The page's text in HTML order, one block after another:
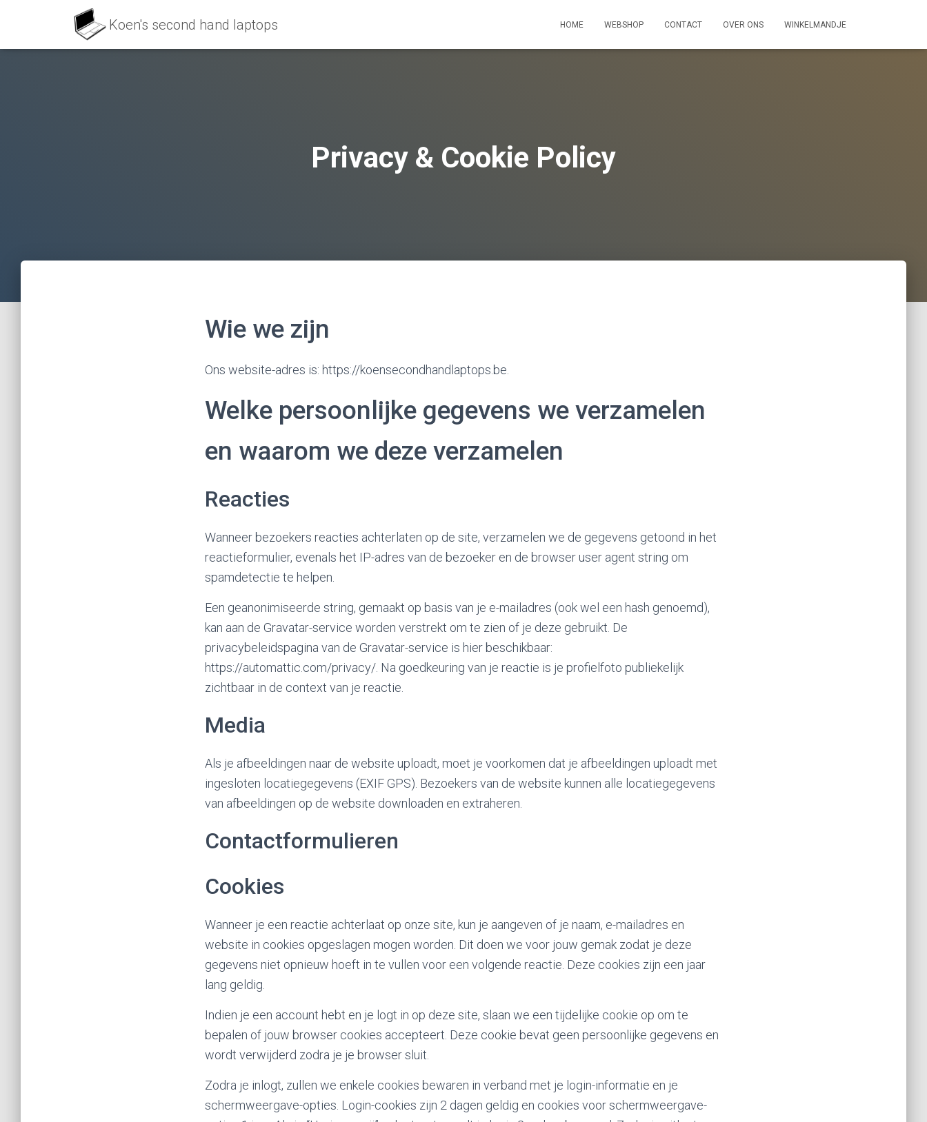
HOME WEBSHOP CONTACT OVER ONS WINKELMANDJE
Privacy & Cookie Policy
Wie we zijn
Ons website-adres is: https://koensecondhandlaptops.be.
Welke persoonlijke gegevens we verzamelen
en waarom we deze verzamelen
Reacties
Wanneer bezoekers reacties achterlaten op de site, verzamelen we de gegevens getoond in het
reactieformulier, evenals het IP-adres van de bezoeker en de browser user agent string om
spamdetectie te helpen.
Een geanonimiseerde string, gemaakt op basis van je e-mailadres (ook wel een hash genoemd),
kan aan de Gravatar-service worden verstrekt om te zien of je deze gebruikt. De
privacybeleidspagina van de Gravatar-service is hier beschikbaar:
https://automattic.com/privacy/. Na goedkeuring van je reactie is je profielfoto publiekelijk
zichtbaar in de context van je reactie.
Media
Als je afbeeldingen naar de website uploadt, moet je voorkomen dat je afbeeldingen uploadt met
ingesloten locatiegegevens (EXIF GPS). Bezoekers van de website kunnen alle locatiegegevens
van afbeeldingen op de website downloaden en extraheren.
Contactformulieren
Cookies
Wanneer je een reactie achterlaat op onze site, kun je aangeven of je naam, e-mailadres en
website in cookies opgeslagen mogen worden. Dit doen we voor jouw gemak zodat je deze
gegevens niet opnieuw hoeft in te vullen voor een volgende reactie. Deze cookies zijn een jaar
lang geldig.
Indien je een account hebt en je logt in op deze site, slaan we een tijdelijke cookie op om te
bepalen of jouw browser cookies accepteert. Deze cookie bevat geen persoonlijke gegevens en
wordt verwijderd zodra je je browser sluit.
Zodra je inlogt, zullen we enkele cookies bewaren in verband met je login-informatie en je
schermweergave-opties. Login-cookies zijn 2 dagen geldig en cookies voor schermweergave-